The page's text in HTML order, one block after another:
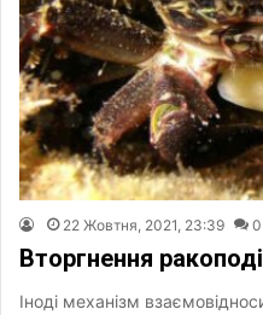
22 Жовтня, 2021, 23:39 0
Вторгнення
Іноді механізм